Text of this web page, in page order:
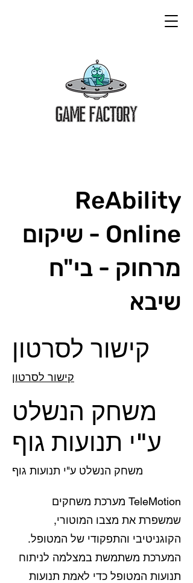
ReAbility
Online - שיקום
מרחוק - בי"ח
שיבא
קישור לסרטון
קישור לסרטון
משחק הנשלט
ע"י תנועות גוף
משחק הנשלט ע"י תנועות גוף
TeleMotion מערכת משחקים
שמשפרת את מצבו המוטורי,
הקוגניטיבי והתפקודי של המטופל.
המערכת משתמשת במצלמה לניתוח
תנועות המטופל כדי לאמת תנועות